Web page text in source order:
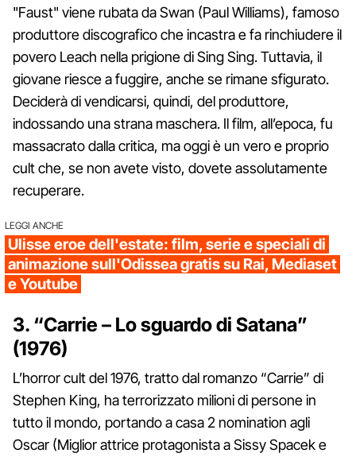
"Faust" viene rubata da Swan (Paul Williams), famoso
produttore discografico che incastra e fa rinchiudere il
povero Leach nella prigione di Sing Sing. Tuttavia, il
giovane riesce a fuggire, anche se rimane sfigurato.
Deciderà di vendicarsi, quindi, del produttore,
indossando una strana maschera. Il film, all’epoca, fu
massacrato dalla critica, ma oggi è un vero e proprio
cult che, se non avete visto, dovete assolutamente
recuperare.
LEGGI ANCHE
Ulisse eroe dell'estate: film, serie e speciali di
animazione sull'Odissea gratis su Rai, Mediaset
e Youtube
3. “Carrie – Lo sguardo di Satana”
(1976)
L’horror cult del 1976, tratto dal romanzo “Carrie” di
Stephen King, ha terrorizzato milioni di persone in
tutto il mondo, portando a casa 2 nomination agli
Oscar (Miglior attrice protagonista a Sissy Spacek e